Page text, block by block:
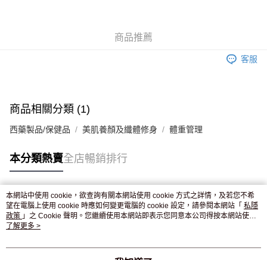
付款後門市自取，訂單確認後2-4個工作天到店，7天內取。逾期後
商品推薦
客服
商品相關分類 (1)
西藥製品/保健品 美肌養顏及纖體修身 體重管理
本分類熱賣全店暢銷排行
熱門標籤
熱銷排行
本網站中使用 cookie，欲查詢有關本網站使用 cookie 方式之詳情，及若您不希
望在電腦上使用 cookie 時應如何變更電腦的 cookie 設定，請參閱本網站「 私隱
政策 」之 Cookie 聲明。您繼續使用本網站即表示您同意本公司得按本網站使用
條款之 Cookie 聲明使用 cookie。
了解更多 >